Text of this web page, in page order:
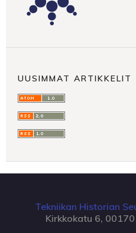
UUSIMMAT ARTIKKELIT
Tekniikan Historian
Kirkkokatu 6,